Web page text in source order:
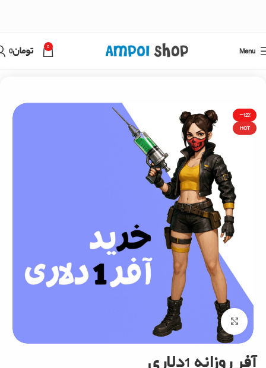
Menu
0 تومان0
-12%
HOT
Click to enlarge
آفر روزانه 1دلاری